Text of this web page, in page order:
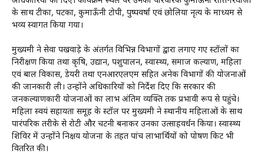
के साथ टीका, पटका, कुमाऊँनी टोपी, पुष्पवर्षा एवं छोलिया नृत्य के माध्यम से
भव्य स्वागत किया गया।
मुख्यमंत्री ने सेवा पखवाड़े के अंतर्गत विभिन्न विभागों द्वारा लगाए गए स्टॉलों का
निरीक्षण किया तथा कृषि, उद्यान, पशुपालन, स्वास्थ्य, समाज कल्याण, महिला
एवं बाल विकास, डेयरी तथा एनआरएलएम सहित अनेक विभागों की योजनाओं
की जानकारी ली। उन्होंने अधिकारियों को निर्देश दिए कि सरकार की
जनकल्याणकारी योजनाओं का लाभ अंतिम व्यक्ति तक प्रभावी रूप से पहुंचे।
महिला स्वयं सहायता समूह के स्टॉल पर मुख्यमंत्री ने स्थानीय महिलाओं के साथ
पारंपरिक तरीके से रोटी और चटनी बनाकर उनका उत्साहवर्धन किया। स्वास्थ्य
शिविर में उन्होंने निक्षय योजना के तहत पांच लाभार्थियों को पोषण किट भी
वितरित की।